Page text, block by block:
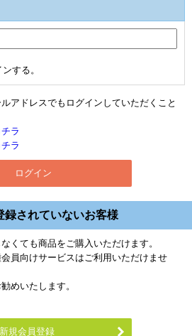
する。
アドレスでもログインしていただくこと
チラ
チラ
録されていないお客様
くても商品をご購入いただけます。
員向けサービスはご利用いただけませ
めいたします。
新規会員登録